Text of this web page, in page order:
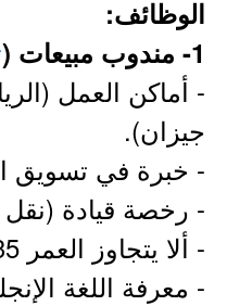
الوظائف:
1- مندوب مبيعات (
- أماكن العمل
جيزان).
- خبرة في تسويق
- رخصة قيادة (نقل
- ألا يتجاوز العمر 35 سنة.
- معرفة اللغة